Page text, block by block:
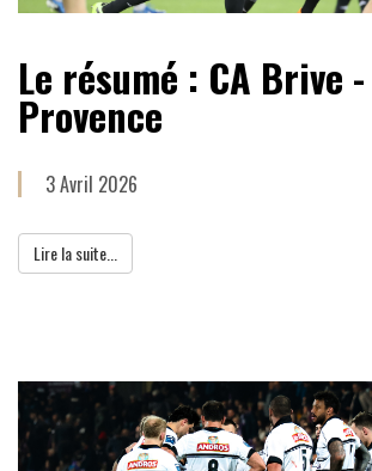
Le résumé : CA Brive -
Provence
3 Avril 2026
Lire la suite...